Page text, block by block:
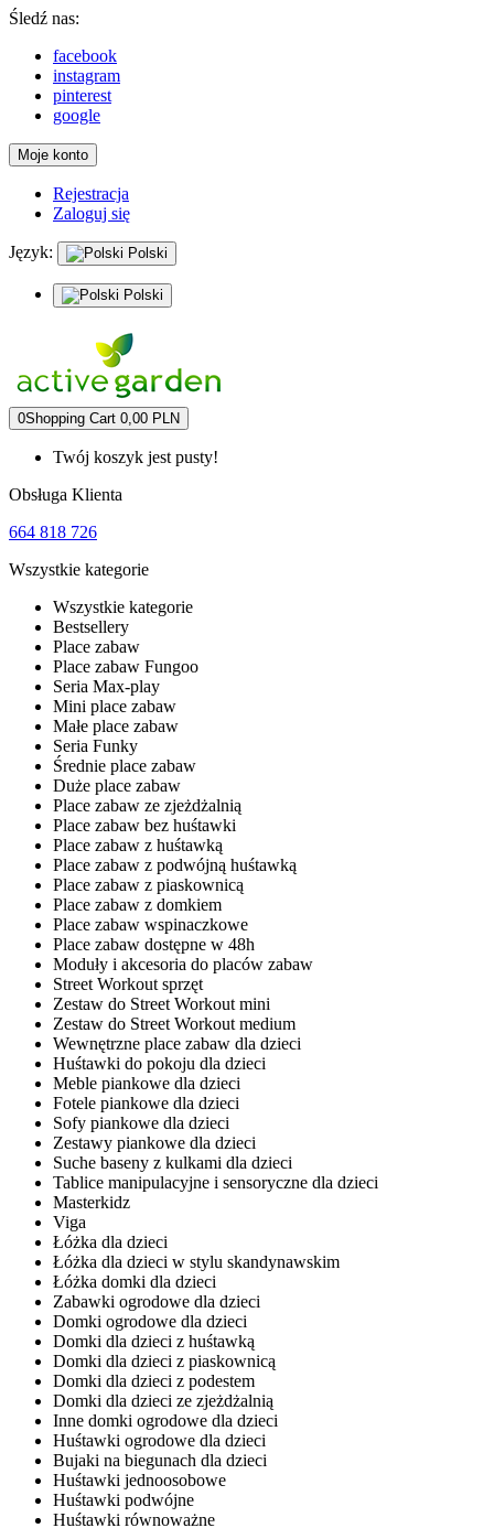
Śledź nas:
facebook
instagram
pinterest
google
Moje konto
Rejestracja
Zaloguj się
Język: Polski
Polski
0Shopping Cart 0,00 PLN
Twój koszyk jest pusty!
Obsługa Klienta
664 818 726
Wszystkie kategorie
Wszystkie kategorie
Bestsellery
Place zabaw
Place zabaw Fungoo
Seria Max-play
Mini place zabaw
Małe place zabaw
Seria Funky
Średnie place zabaw
Duże place zabaw
Place zabaw ze zjeżdżalnią
Place zabaw bez huśtawki
Place zabaw z huśtawką
Place zabaw z podwójną huśtawką
Place zabaw z piaskownicą
Place zabaw z domkiem
Place zabaw wspinaczkowe
Place zabaw dostępne w 48h
Moduły i akcesoria do placów zabaw
Street Workout sprzęt
Zestaw do Street Workout mini
Zestaw do Street Workout medium
Wewnętrzne place zabaw dla dzieci
Huśtawki do pokoju dla dzieci
Meble piankowe dla dzieci
Fotele piankowe dla dzieci
Sofy piankowe dla dzieci
Zestawy piankowe dla dzieci
Suche baseny z kulkami dla dzieci
Tablice manipulacyjne i sensoryczne dla dzieci
Masterkidz
Viga
Łóżka dla dzieci
Łóżka dla dzieci w stylu skandynawskim
Łóżka domki dla dzieci
Zabawki ogrodowe dla dzieci
Domki ogrodowe dla dzieci
Domki dla dzieci z huśtawką
Domki dla dzieci z piaskownicą
Domki dla dzieci z podestem
Domki dla dzieci ze zjeżdżalnią
Inne domki ogrodowe dla dzieci
Huśtawki ogrodowe dla dzieci
Bujaki na biegunach dla dzieci
Huśtawki jednoosobowe
Huśtawki podwójne
Huśtawki równoważne